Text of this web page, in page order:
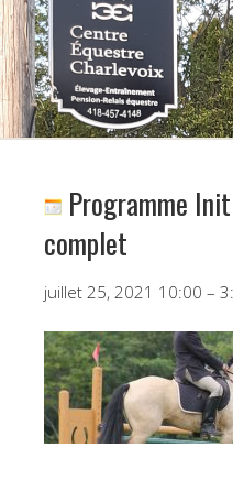
Programme
complet
Programme
au
concours
complet
juillet 25, 2021 10:00 –